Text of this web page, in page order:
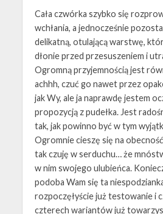
Cała czwórka szybko się
wchłania, a jednocześnie
delikatną, otulającą warstwę,
dłonie przed przesuszeniem i
Ogromną przyjemnością jest
achhh, czuć go nawet przez
jak Wy, ale ja naprawdę jestem
propozycją z pudełka. Jest
tak, jak powinno być w tym
Ogromnie cieszę się na
tak czuję w serduchu… że
w nim swojego ulubieńca.
podoba Wam się ta
rozpoczęłyście już testowanie i
czterech wariantów już